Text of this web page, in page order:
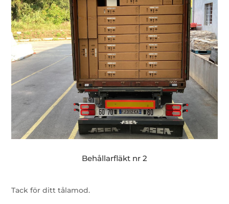
Behållarfläkt nr 2
Tack för ditt tålamod.